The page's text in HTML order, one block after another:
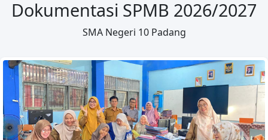
Dokumentasi SPMB 2026/2027
SMA Negeri 10 Padang